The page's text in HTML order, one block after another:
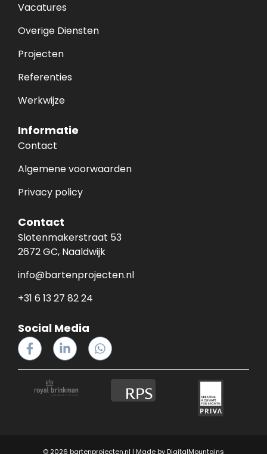
Vacatures
Overige Diensten
Projecten
Referenties
Werkwijze
Informatie
Contact
Algemene voorwaarden
Privacy policy
Contact
Slotenmakerstraat 53
2672 GC, Naaldwijk
info@bartenprojecten.nl
+31 6 13 27 82 24
Social Media
© 2026 bartenprojecten.nl | Made by DigitalMountains